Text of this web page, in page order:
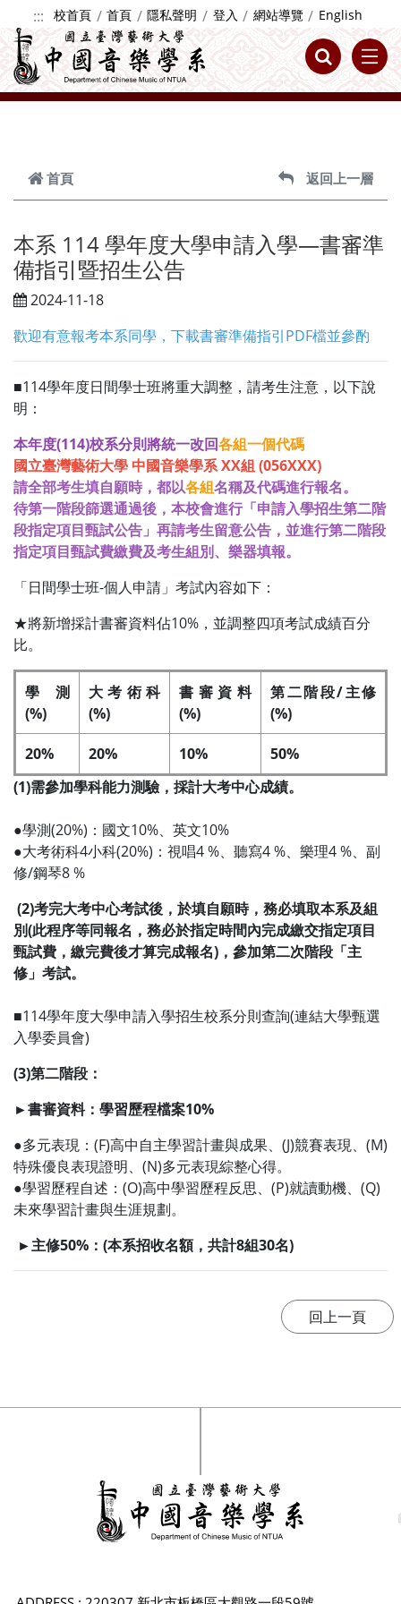
跳到主要內容
::: 校首頁 首頁 隱私聲明 登入 網站導覽 English
首頁 返回上一層
本系 114 學年度大學申請入學—書審準
備指引暨招生公告
2024-11-18
歡迎有意報考本系同學，下載書審準備指引PDF檔並參酌
■114學年度日間學士班將重大調整，請考生注意，以下說
明：
本年度(114)校系分則將統一改回各組一個代碼
國立臺灣藝術大學 中國音樂學系 XX組 (056XXX)
請全部考生填自願時，都以各組名稱及代碼進行報名。
待第一階段篩選通過後，本校會進行「申請入學招生第二階
段指定項目甄試公告」再請考生留意公告，並進行第二階段
指定項目甄試費繳費及考生組別、樂器填報。
「日間學士班-個人申請」考試內容如下：
★將新增採計書審資料佔10%，並調整四項考試成績百分
比。
學測
(%)
大考術科
(%)
書審資料
(%)
第二階段/主修
(%)
20% 20% 10%
50%
(1)需參加學科能力測驗，採計大考中心成績。
●學測(20%)：國文10%、英文10%
●大考術科4小科(20%)：視唱4 %、聽寫4 %、樂理4 %、副
修/鋼琴8 %
(2)考完大考中心考試後，於填自願時，務必填取本系及組
別(此程序等同報名，務必於指定時間內完成繳交指定項目
甄試費，繳完費後才算完成報名)，參加第二次階段「主
修」考試。
■114學年度大學申請入學招生校系分則查詢(連結大學甄選
入學委員會)
(3)第二階段：
►書審資料：學習歷程檔案10%
●多元表現：(F)高中自主學習計畫與成果、(J)競賽表現、(M)
特殊優良表現證明、(N)多元表現綜整心得。
●學習歷程自述：(O)高中學習歷程反思、(P)就讀動機、(Q)
未來學習計畫與生涯規劃。
►主修50%：(本系招收名額，共計8組30名)